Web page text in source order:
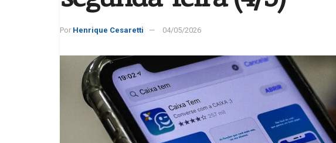
Por Henrique Cesaretti 04/05/2026